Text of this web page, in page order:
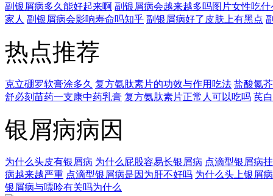
副银屑病多久能好起来啊 副银屑病会越来越多吗图片女性吃什
家人 副银屑病会影响寿命吗知乎 副银屑病好了皮肤上有黑点
热点推荐
克立硼罗软膏涂多久 复方氨肽素片的功效与作用吃法 盐酸氮
舒必刻苗药一支康中药乳膏 复方氨肽素片正常人可以吃吗 芪
银屑病病因
为什么头皮有银屑病 为什么屁股容易长银屑病 点滴型银屑病
病越来越严重 点滴型银屑病是因为肝不好吗 为什么头上银屑
银屑病与嘌呤有关吗为什么